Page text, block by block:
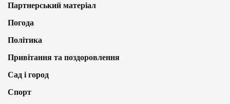
Партнерський матеріал
Погода
Політика
Привітання та поздоровлення
Сад і город
Спорт